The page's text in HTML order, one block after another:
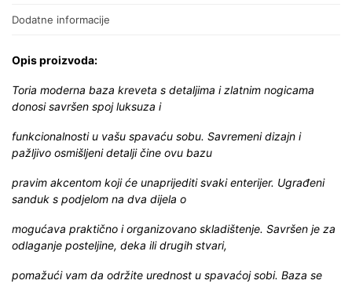
Dodatne informacije
Opis proizvoda:
Toria moderna baza kreveta s detaljima i zlatnim nogicama
donosi savršen spoj luksuza i
funkcionalnosti u vašu spavaću sobu. Savremeni dizajn i
pažljivo osmišljeni detalji čine ovu bazu
pravim akcentom koji će unaprijediti svaki enterijer. Ugrađeni
sanduk s podjelom na dva dijela o
mogućava praktično i organizovano skladištenje. Savršen je za
odlaganje posteljine, deka ili drugih stvari,
pomažući vam da održite urednost u spavaćoj sobi. Baza se